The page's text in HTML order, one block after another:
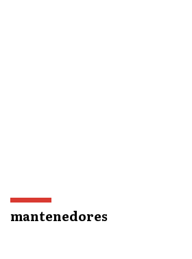
mantenedores